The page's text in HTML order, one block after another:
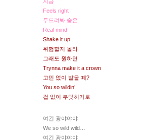
Feels right
두드려봐 숨은
Real mind
Shake it up
위험할지 몰라
그래도 원하면
Trynna make it a crown
고민 없이 발을 떼?
You so wildin’
겁 없이 부딪히기로
여긴 광야야야
We so wild wild…
여긴 광야야야